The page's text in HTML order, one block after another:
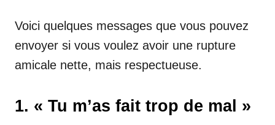
Voici quelques messages que vous pouvez
envoyer si vous voulez avoir une rupture
amicale nette, mais respectueuse.
1. « Tu m’as fait trop de mal »